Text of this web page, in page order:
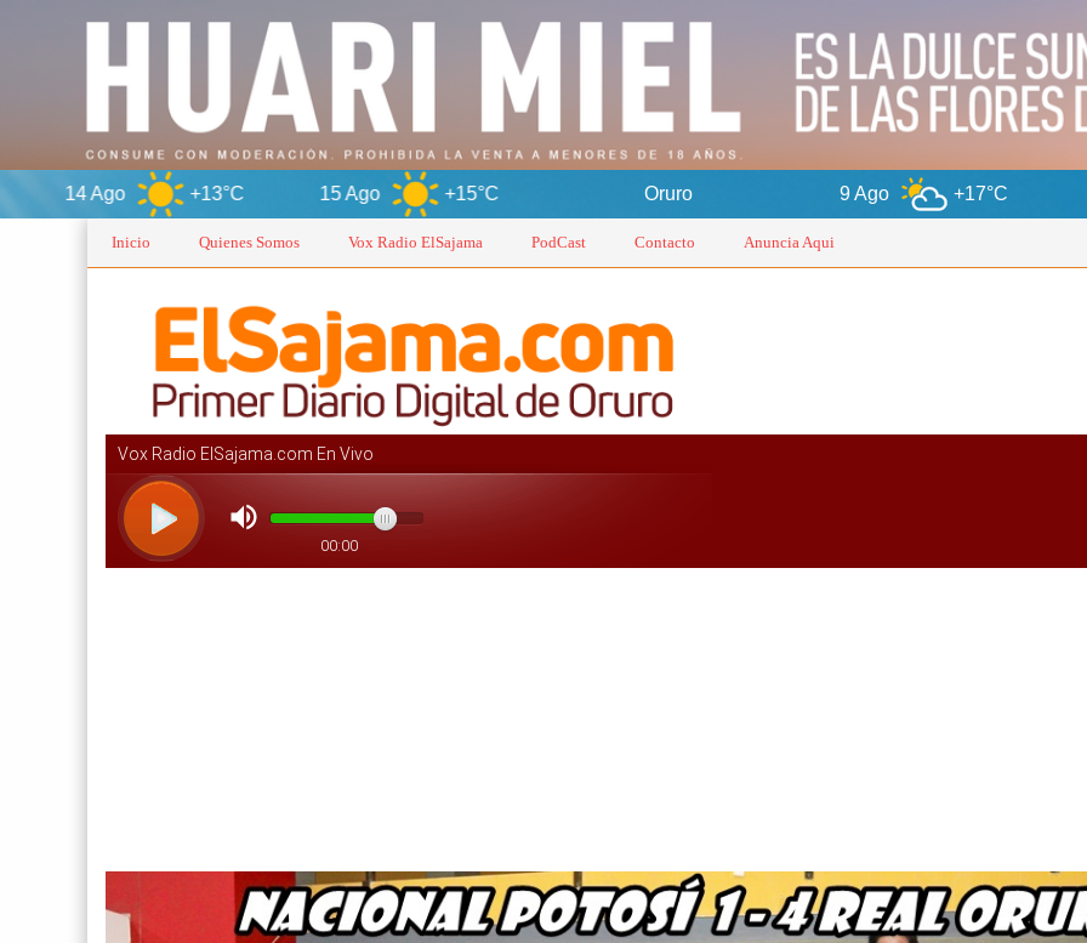
+13°C 15 Ago +15°C +17°C 10 Ago
Inicio Quienes Somos Vox Radio ElSajama PodCast Contacto Anuncia Aqui